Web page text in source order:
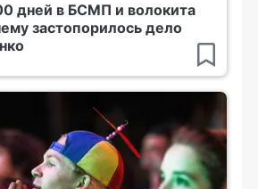
дней в БСМП и волокита
застопорилось дело